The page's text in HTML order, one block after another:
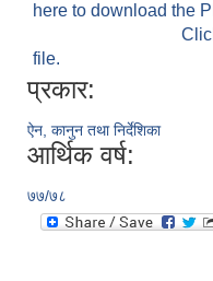
here to download the
file.
प्रकार:
ऐन, कानुन तथा निर्देशिका
आर्थिक वर्ष:
७७/७८